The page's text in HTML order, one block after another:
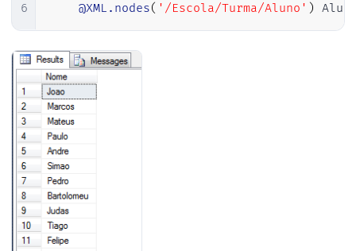
6
@XML.nodes( '/Escola/Turma/Aluno' )